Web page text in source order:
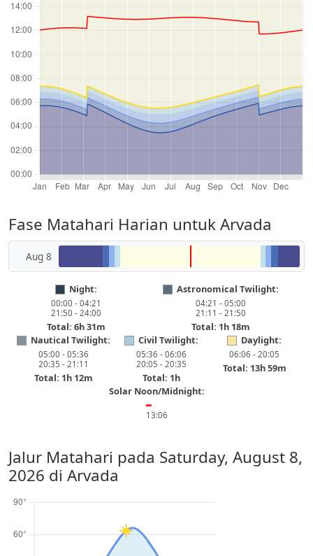
Fase Matahari Harian untuk Arvada
Aug 8
Night:
00:00 - 04:21
21:50 - 24:00
Total: 6h 31m
Astronomical Twilight:
04:21 - 05:00
21:11 - 21:50
Total: 1h 18m
Nautical Twilight:
05:00 - 05:36
20:35 - 21:11
Total: 1h 12m
Civil Twilight:
05:36 - 06:06
20:05 - 20:35
Total: 1h
Daylight:
06:06 - 20:05
Total: 13h 59m
Solar Noon/Midnight:
━
13:06
Jalur Matahari pada Saturday, August 8,
2026 di Arvada